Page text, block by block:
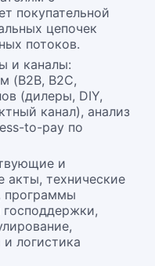
покупательной
цепочек
потоков.
и каналы:
(B2B, B2C,
(дилеры, DIY,
канал), анализ
to-pay по
и
акты, технические
программы
логистика